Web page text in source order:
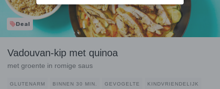
Deal
Vadouvan-kip met quinoa
met groente in romige saus
GLUTENARM BINNEN 30 MIN. GEVOGELTE KINDVRIENDELIJK